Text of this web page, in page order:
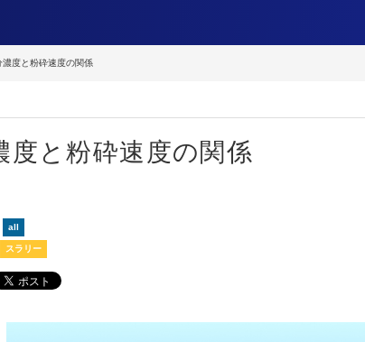
濃度と粉砕速度の関係
度と粉砕速度の関係
all
スラリー